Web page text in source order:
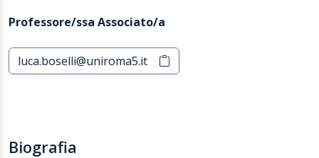
Professore/ssa Associato/a
luca.boselli@uniroma5.it
Biografia